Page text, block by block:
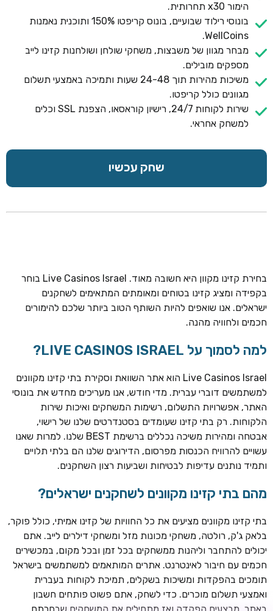
חבילת קבלת פנים: בונוס 100% עד 300€ + 100 ספיני בונוס על
ההפקדה הראשונה
CASOO
בונוס מתגלגל עד 2,000 ₪ + 200 ספינים חינם לשחקנים
חדשים
ROYSPINS
חינם על ההפקדות הראשונות
הימור x30 תחרותית.
בונוסי רילוד שבועיים, בונוס קריפטו 150% ותוכנית נאמנות
WellCoins.
מבחר מגוון של משבצות, משחקי שולחן ושולחנות קזינו לייב
מספקים מובילים.
משיכות מהירות תוך 24-48 שעות ותמיכה באמצעי תשלום
מגוונים כולל קריפטו.
שירות לקוחות 24/7, רישיון קוראסאו, הצפנת SSL וכלים
למשחק אחראי.
שחק עכשיו
בחירת קזינו מקוון היא חשובה מאוד. Live Casinos Israel בוחר
בקפידה ומציג קזינו בטוחים ומאומתים המתאימים לשחקנים
ישראלים. אנו שואפים להיות השותף הטוב ביותר שלכם להימורים
חכמים ולחוויה מהנה.
למה לסמוך על LIVE CASINOS ISRAEL?
Live Casinos Israel הוא אתר השוואת וסקירת בתי קזינו מקוונים
למשתמשים דוברי עברית. מדי חודש, אנו מעריכים מחדש את בונוסי
האתר, אפשרויות התשלום, רשימות המשחקים ואיכות שירות
הלקוחות. רק בתי קזינו שעומדים בסטנדרטים שלנו של רישוי,
אבטחה ומהירות משיכה נכללים ברשימת BEST שלנו. למרות שאנו
עשויים להרוויח הכנסות מפרסום, הדירוגים שלנו הם בלתי תלויים
ותמיד נותנים עדיפות לבטיחות ושביעות רצון השחקנים.
מהם בתי קזינו מקוונים לשחקנים ישראלים?
בתי קזינו מקוונים מציעים את כל החוויות של קזינו אמיתי, כולל פוקר,
בלאק ג'ק, רולטה, משחקי מכונות מזל ומשחקי דילרים לייב. אתם
יכולים להתחבר וליהנות ממשחקים בכל זמן ובכל מקום, במכשירים
חכמים עם חיבור לאינטרנט. אתרים המותאמים למשתמשים בישראל
תומכים בהפקדות ומשיכות בשקלים, תמיכת לקוחות בעברית
ואמצעי תשלום מוכרים. כדי לשחק, אתם פשוט פותחים חשבון